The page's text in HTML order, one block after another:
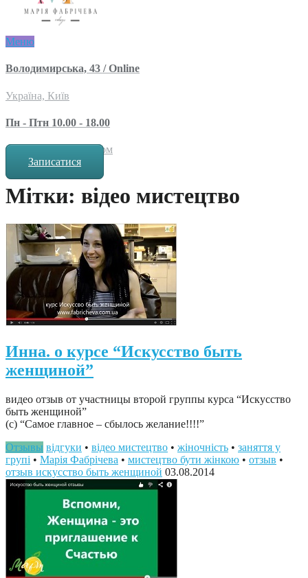
Меню
Володимирська, 43 / Online
Україна, Київ
Пн - Птн 10.00 - 18.00
за попереднім записом
Записатися
Мітки: відео мистецтво
Инна. о курсе “Искусство быть
женщиной”
видео отзыв от участницы второй группы курса “Искусство
быть женщиной”
(с) “Самое главное – сбылось желание!!!!”
Отзывы відгуки • відео мистецтво • жіночність • заняття у
групі • Марія Фабрічева • мистецтво бути жінкою • отзыв •
отзыв искусство быть женщиной 03.08.2014